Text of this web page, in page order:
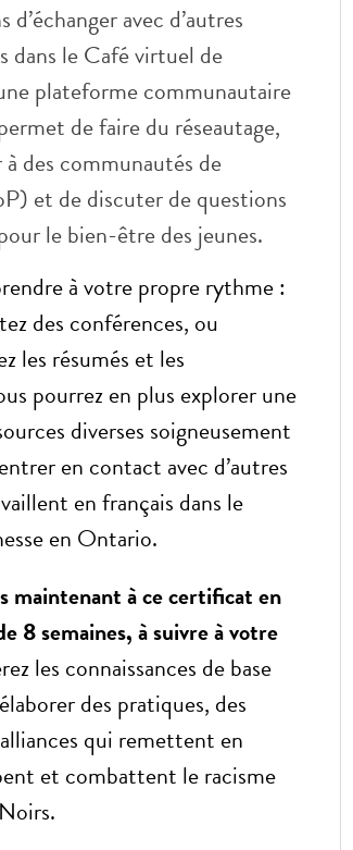
d’échanger avec d’autres
dans le Café virtuel de
plateforme communautaire
de faire du réseautage,
des communautés de
et de discuter de questions
le bien-être des jeunes.
à votre propre rythme :
des conférences, ou
les résumés et les
pourrez en plus explorer une
diverses soigneusement
en contact avec d’autres
en français dans le
en Ontario.
maintenant à ce certificat en
8 semaines, à suivre à votre
les connaissances de base
des pratiques, des
qui remettent en
et combattent le racisme